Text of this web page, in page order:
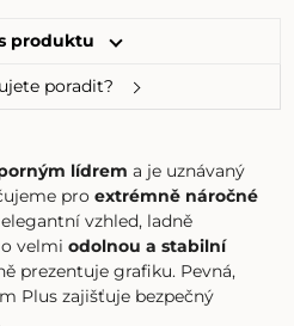
produktu
poradit?
lídrem a je uznávaný
proextrémně náročné
vzhled, ladně
o velmiodolnou a stabilní
prezentuje grafiku. Pevná,
Plus zajišťuje bezpečný